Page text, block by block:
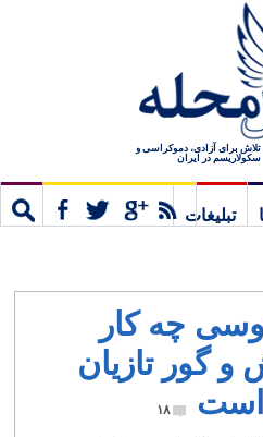
تلاش برای آزادی، دموکراسی و
سکولاریسم در ایران
تبلیغات
چه کار
و گور تازیان
است
۱۸